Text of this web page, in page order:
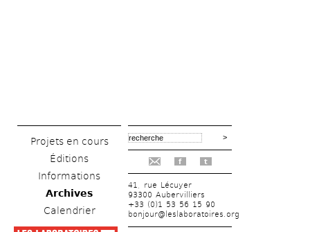
Projets en cours
Éditions
Informations
Archives
Calendrier
f t
41, rue Lécuyer
93300 Aubervilliers
+33 (0)1 53 56 15 90
bonjour@leslaboratoires.org